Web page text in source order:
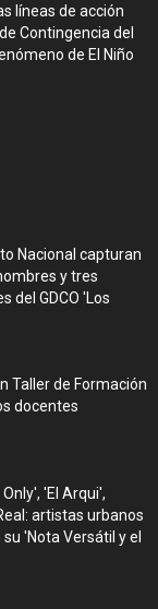
líneas de acción
Contingencia del
de El Niño
Nacional capturan
y tres
del GDCO 'Los
Taller de Formación
docentes
'El Arqui',
artistas urbanos
'Nota Versátil y el